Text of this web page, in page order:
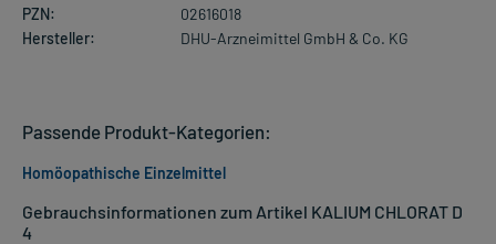
PZN:
02616018
Hersteller:
DHU-Arzneimittel GmbH & Co. KG
Gebrauchsinformationen zum Artikel KALIUM CHLORAT D
4
Passende Produkt-Kategorien:
Homöopathische Einzelmittel